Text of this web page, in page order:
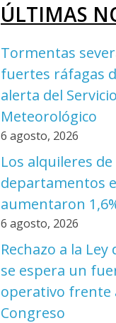
ÚLTIMAS
Tormentas
fuertes ráfagas
alerta del Servicio
Meteorológico
6 agosto, 2026
Los alquileres de
departamentos
aumentaron
6 agosto, 2026
Rechazo a la
se espera un
operativo frente
Congreso